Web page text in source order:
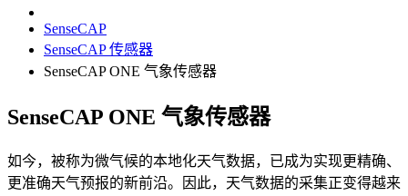
SenseCAP
SenseCAP 传感器
SenseCAP ONE 气象传感器
SenseCAP ONE 气象传感器
如今，被称为微气候的本地化天气数据，已成为实现更精确、
更准确天气预报的新前沿。因此，天气数据的采集正变得越来